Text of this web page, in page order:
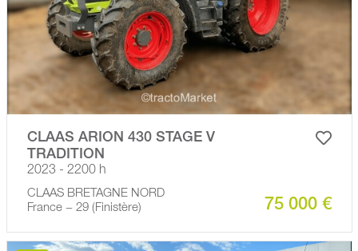
CLAAS ARION 430 STAGE V
TRADITION
2023 - 2200 h
CLAAS BRETAGNE NORD
France − 29 (Finistère)
75 000 €